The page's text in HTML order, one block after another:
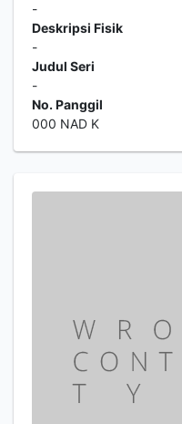
-
Deskripsi Fisik
-
Judul Seri
-
No. Panggil
000 NAD K